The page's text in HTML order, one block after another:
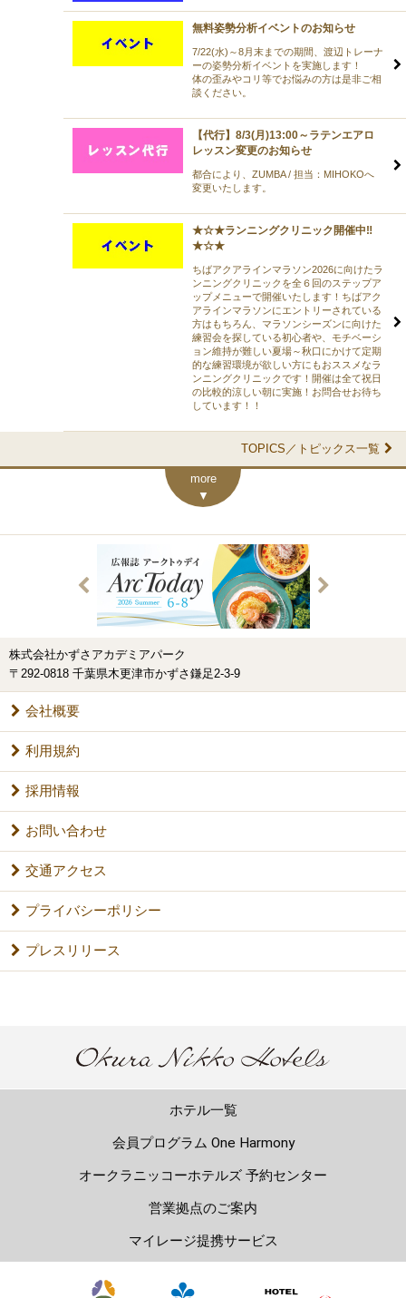
無料姿勢分析イベントのお知らせ
7/22(水)～8月末までの期間、渡辺トレーナ
ーの姿勢分析イベントを実施します！
体の歪みやコリ等でお悩みの方は是非ご相
談ください。
【代行】8/3(月)13:00～ラテンエアロ
レッスン変更のお知らせ
都合により、ZUMBA / 担当：MIHOKOへ
変更いたします。
★☆★ランニングクリニック開催中‼
★☆★
ちばアクアラインマラソン2026に向けたラ
ンニングクリニックを全６回のステップア
ップメニューで開催いたします！ちばアク
アラインマラソンにエントリーされている
方はもちろん、マラソンシーズンに向けた
練習会を探している初心者や、モチベーシ
ョン維持が難しい夏場～秋口にかけて定期
的な練習環境が欲しい方にもおススメなラ
ンニングクリニックです！開催は全て祝日
の比較的涼しい朝に実施！お問合せお待ち
しています！！
TOPICS／トピックス一覧
more
株式会社かずさアカデミアパーク
〒292-0818 千葉県木更津市かずさ鎌足2-3-9
会社概要
利用規約
採用情報
お問い合わせ
交通アクセス
プライバシーポリシー
プレスリリース
ホテル一覧
会員プログラム One Harmony
オークラニッコーホテルズ 予約センター
営業拠点のご案内
マイレージ提携サービス